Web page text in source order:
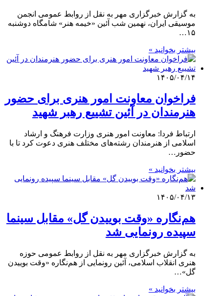
به گزارش خبرگزاری مهر به نقل از روابط عمومی انجمن
موسیقی ایران، نهمین شب آئین «خیمه هنر» شامگاه دوشنبه
۱۵…
بیشتر بخوانید »
۱۴۰۵/۰۴/۱۴
فراخوان معاونت امور هنری برای حضور
هنرمندان در آئین تشییع رهبر شهید
ارتباط فردا: معاونت امور هنری وزارت فرهنگ و ارشاد
اسلامی از هنرمندان رشته‌های مختلف هنری دعوت کرد تا با
حضور…
بیشتر بخوانید »
۱۴۰۵/۰۴/۱۳
هم‌نگاره «وقت بوییدن گل» مقابل سینما
سپیده رونمایی شد
به گزارش خبرگزاری مهر به نقل از روابط عمومی حوزه
هنری انقلاب اسلامی، آئین رونمایی از هم‌نگاره «وقت بوییدن
گل»…
بیشتر بخوانید »